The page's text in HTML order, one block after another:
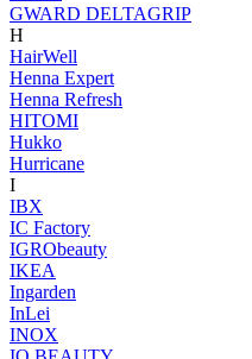
GWARD DELTAGRIP
H
HairWell
Henna Expert
Henna Refresh
HITOMI
Hukko
Hurricane
I
IBX
IC Factory
IGRObeauty
IKEA
Ingarden
InLei
INOX